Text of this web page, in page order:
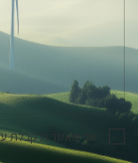
אני מאשר.ת קבלת